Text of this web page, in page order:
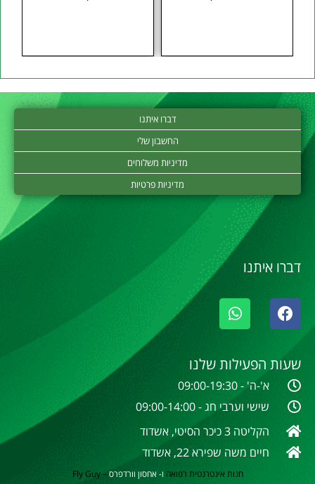
דברו איתנו
החשבון שלי
מדיניות משלוחים
מדיניות פרטיות
דברו איתנו
שעות הפעילות שלנו
א'-ה' - 09:00-19:30
שישי וערבי חג - 09:00-14:00
הקליטה 3 כיכר הסיטי, אשדוד
חיים משה שפירא 22, אשדוד
חנות אינטרנטית רפואה ו- אחסון וורדפרס–
Fly Guy